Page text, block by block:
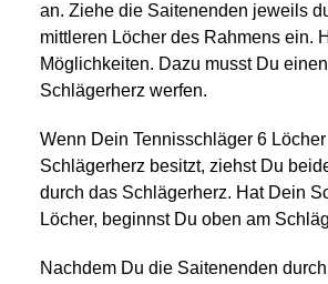
an. Ziehe die Saitenenden jeweils
mittleren Löcher des Rahmens ein.
Möglichkeiten. Dazu musst Du
Schlägerherz werfen.
Wenn Dein Tennisschläger 6
Schlägerherz besitzt, ziehst Du
durch das Schlägerherz. Hat Dein
Löcher, beginnst Du oben am
Nachdem Du die Saitenenden